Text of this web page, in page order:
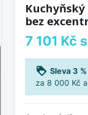
Kuchyňský
bez
7 101 Kč
loyalty Sleva 3
za 8 000 Kč